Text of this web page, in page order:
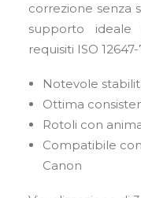
correzione senza
supporto
requisiti ISO 12647-
Notevole
Ottima
Rotoli con
Compatibile
Canon